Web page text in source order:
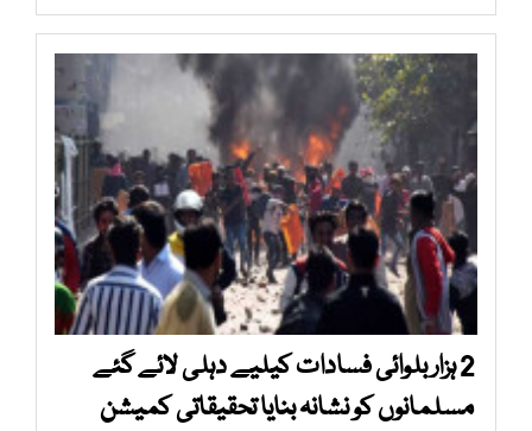
2 ہزار بلوائی فسادات کیلیے دہلی لائے گئے
مسلمانوں کو نشانہ بنایا تحقیقاتی کمیشن